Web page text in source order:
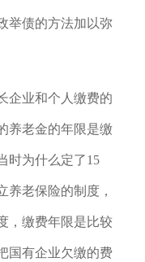
举债的方法加以弥
企业和个人缴费的
养老金的年限是缴
时为什么定了15
养老保险的制度，
，缴费年限是比较
国有企业欠缴的费